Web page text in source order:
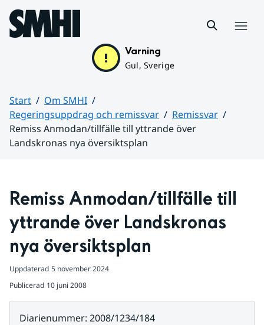
Hoppa till sidans innehåll
Varning
Gul, Sverige
Start
Om SMHI
Regeringsuppdrag och remissvar
Remissvar
Remiss Anmodan/tillfälle till yttrande över
Landskronas nya översiktsplan
Remiss Anmodan/tillfälle till
yttrande över Landskronas
nya översiktsplan
Uppdaterad 5 november 2024
Publicerad 10 juni 2008
Diarienummer: 2008/1234/184